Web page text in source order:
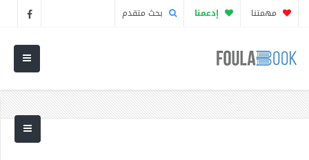
مهمتنا إدعمنا بحث متقدم